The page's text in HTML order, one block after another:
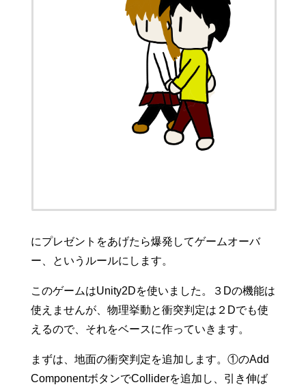
にプレゼントをあげたら爆発してゲームオーバ
ー、というルールにします。
このゲームはUnity2Dを使いました。３Dの機能は
使えませんが、物理挙動と衝突判定は２Dでも使
えるので、それをベースに作っていきます。
まずは、地面の衝突判定を追加します。①のAdd
ComponentボタンでColliderを追加し、引き伸ば